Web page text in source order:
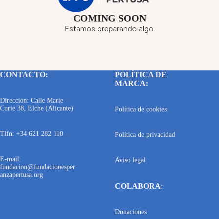
COMING SOON
Estamos preparando algo.
CONTACTO:
Dirección: Calle Marie
Curie 38, Elche (Alicante)
Tlfn: +34 621 282 110
E-mail:
fundacion@fundacionesper
anzapertusa.org
POLÍTICA DE
MARCA:
Política de cookies
Política de privacidad
Aviso legal
COLABORA:
Donaciones